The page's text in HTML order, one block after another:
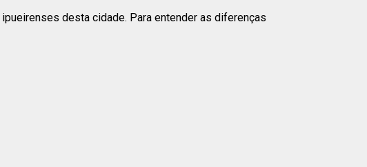
desta cidade. Para entender as diferenças